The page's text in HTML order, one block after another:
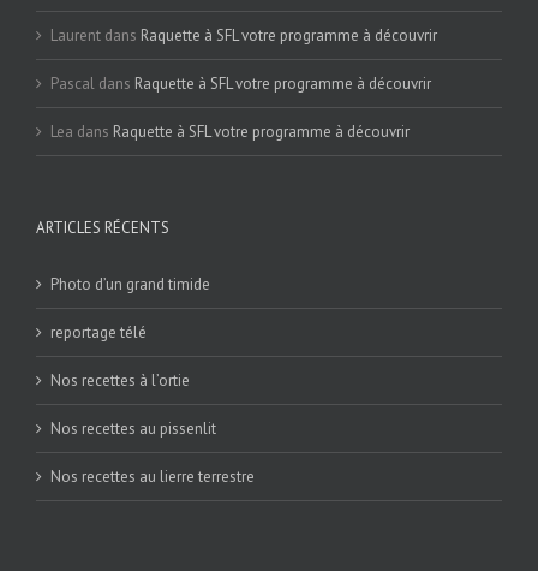
Laurent dans Raquette à SFL votre programme à découvrir
Pascal dans Raquette à SFL votre programme à découvrir
Lea dans Raquette à SFL votre programme à découvrir
ARTICLES RÉCENTS
Photo d’un grand timide
reportage télé
Nos recettes à l’ortie
Nos recettes au pissenlit
Nos recettes au lierre terrestre